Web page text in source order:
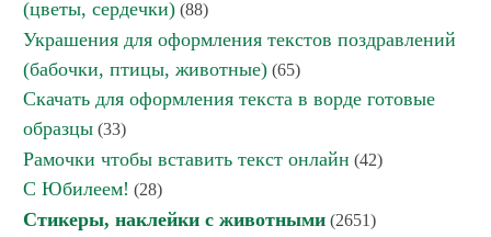
(цветы, сердечки) (88)
Украшения для оформления текстов поздравлений
(бабочки, птицы, животные) (65)
Скачать для оформления текста в ворде готовые
образцы (33)
Рамочки чтобы вставить текст онлайн (42)
С Юбилеем! (28)
Стикеры, наклейки с животными (2651)